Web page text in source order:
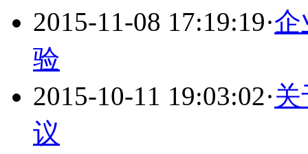
2015-11-08 17:19:19·企
验
2015-10-11 19:03:02·
议